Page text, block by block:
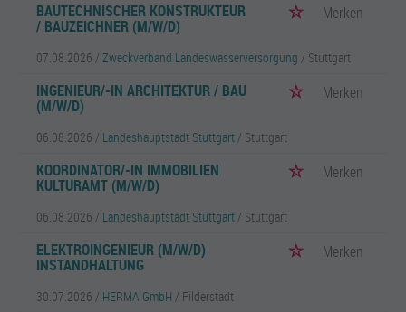
BAUTECHNISCHER KONSTRUKTEUR
/ BAUZEICHNER (M/W/D)
Merken
07.08.2026 / Zweckverband Landeswasserversorgung / Stuttgart
INGENIEUR/-IN ARCHITEKTUR / BAU
(M/W/D)
Merken
06.08.2026 / Landeshauptstadt Stuttgart / Stuttgart
KOORDINATOR/-IN IMMOBILIEN
KULTURAMT (M/W/D)
Merken
06.08.2026 / Landeshauptstadt Stuttgart / Stuttgart
ELEKTROINGENIEUR (M/W/D)
INSTANDHALTUNG
Merken
30.07.2026 / HERMA GmbH / Filderstadt